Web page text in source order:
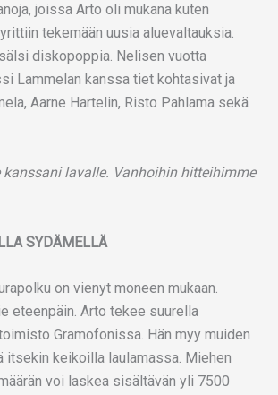
joissa Arto oli mukana kuten
tekemään uusia aluevaltauksia.
diskopoppia. Nelisen vuotta
Lammelan kanssa tiet kohtasivat ja
Aarne Hartelin, Risto Pahlama sekä
lavalle. Vanhoihin hitteihimme
SYDÄMELLÄ
on vienyt moneen mukaan.
eteenpäin. Arto tekee suurella
Gramofonissa. Hän myy muiden
itsekin keikoilla laulamassa. Miehen
voi laskea sisältävän yli 7500